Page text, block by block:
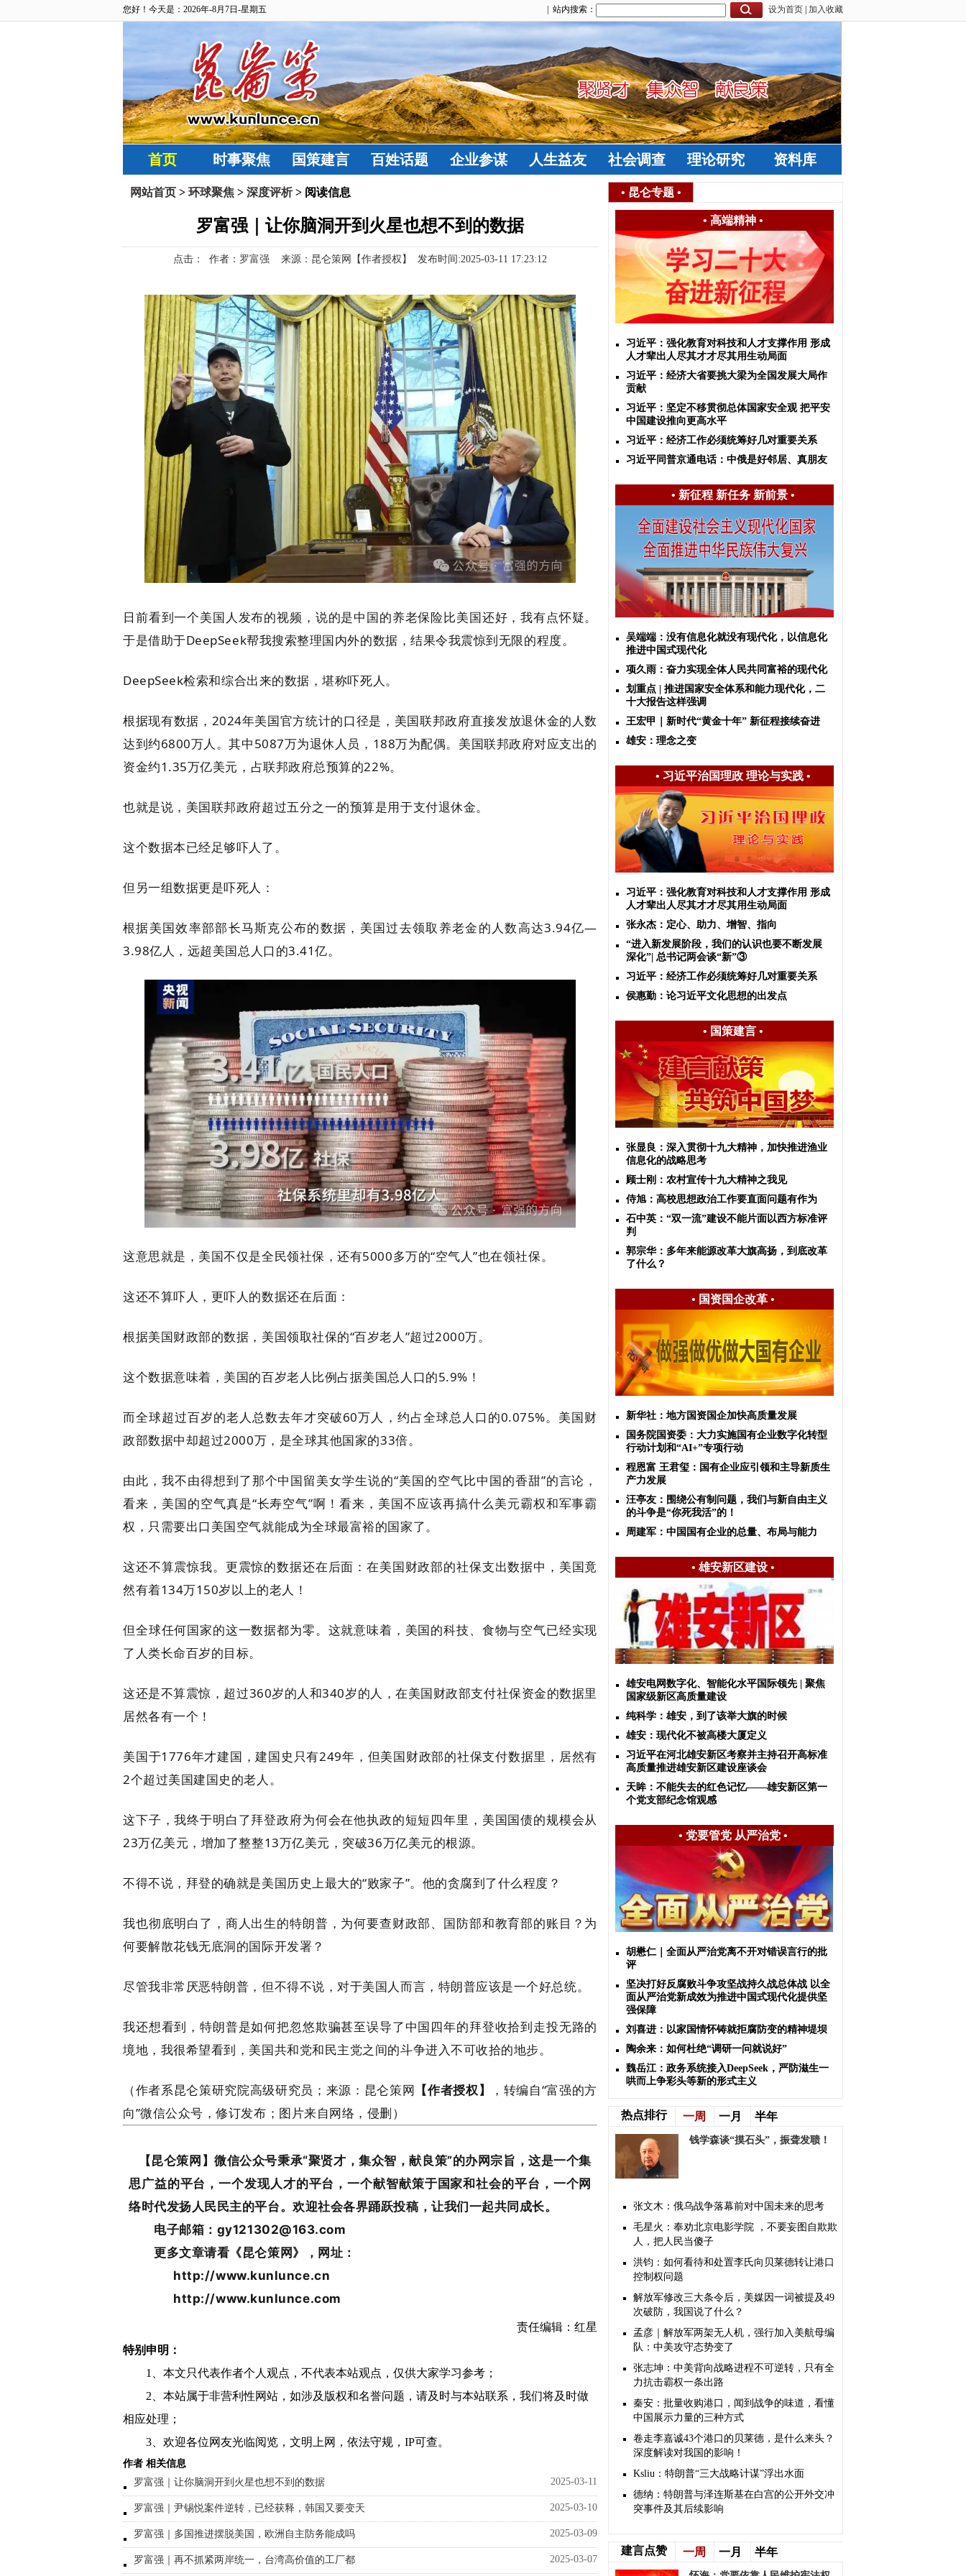
您好！今天是：2026年-8月7日-星期五 设为首页 加入收藏
| 站内搜索：
首页 时事聚焦 国策建言 百姓话题 企业参谋 人生益友 社会调查 理论研究 资料库
网站首页 > 环球聚焦 > 深度评析> 阅读信息
罗富强｜让你脑洞开到火星也想不到的数据
点击： 作者：罗富强 来源：昆仑策网【作者授权】 发布时间:2025-03-11 17:23:12
日前看到一个美国人发布的视频，说的是中国的养老保险比美国还好，我有点怀疑。
于是借助于DeepSeek帮我搜索整理国内外的数据，结果令我震惊到无限的程度。
DeepSeek检索和综合出来的数据，堪称吓死人。
根据现有数据，2024年美国官方统计的口径是，美国‌联邦政府直接发放退休金的人数
达到约6800万人。其中5087万为退休人员，188万为配偶。美国联邦政府对应支出的
资金约1.35万亿美元，占联邦政府总预算的22%‌。
也就是说，美国联邦政府超过五分之一的预算是用于支付退休金。
这个数据本已经足够吓人了。
但另一组数据更是吓死人：
根据美国效率部部长马斯克公布的数据，美国过去领取养老金的人数高达‌3.94亿—
3.98亿人，远超美国总人口的3.41亿。
这意思就是，美国不仅是全民领社保，还有5000多万的“空气人”也在领社保。
这还不算吓人，更吓人的数据还在后面：
根据美国财政部的数据，美国领取社保的“百岁老人”超过2000万。
这个数据意味着，美国的百岁老人比例占据美国总人口的5.9%！
而全球超过百岁的老人总数去年才突破‌60万人‌，约占全球总人口的‌0.075%。美国财
政部数据中却超过2000万，是全球其他国家的33倍。
由此，我不由得想到了那个中国留美女学生说的“美国的空气比中国的香甜”的言论，
看来，美国的空气真是“长寿空气”啊！看来，美国不应该再搞什么美元霸权和军事霸
权，只需要出口美国空气就能成为全球最富裕的国家了。
这还不算震惊我。更震惊的数据还在后面：在美国财政部的社保支出数据中，美国竟
然有着134万150岁以上的老人！
但全球任何国家的这一数据都为零。这就意味着，美国的科技、食物与空气已经实现
了人类长命百岁的目标。
这还是不算震惊，超过360岁的人和340岁的人，在美国财政部支付社保资金的数据里
居然各有一个！
美国于1776年才建国，建国史只有249年，但美国财政部的社保支付数据里，居然有
2个超过美国建国史的老人。
这下子，我终于明白了拜登政府为何会在他执政的短短四年里，美国国债的规模会从
23万亿美元，增加了整整13万亿美元，突破36万亿美元的根源。
不得不说，拜登的确就是美国历史上最大的“败家子”。他的贪腐到了什么程度？
我也彻底明白了，商人出生的特朗普，为何要查财政部、国防部和教育部的账目？为
何要解散花钱无底洞的国际开发署？
尽管我非常厌恶特朗普，但不得不说，对于美国人而言，特朗普应该是一个好总统。
我还想看到，特朗普是如何把忽悠欺骗甚至误导了中国四年的拜登收拾到走投无路的
境地，我很希望看到，美国共和党和民主党之间的斗争进入不可收拾的地步。
（作者系昆仑策研究院高级研究员；来源：昆仑策网 【作者授权】
，转编自“富强的方
向”微信公众号，修订发布；图片来自网络，侵删）
【昆仑策网】微信公众号秉承“聚贤才，集众智，献良策”的办网宗旨，这是一个集
思广益的平台，一个发现人才的平台，一个献智献策于国家和社会的平台，一个网
络时代发扬人民民主的平台。欢迎社会各界踊跃投稿，让我们一起共同成长。
电子邮箱：gy121302@163.com
更多文章请看《昆仑策网》，网址：
http://www.kunlunce.cn
http://www.kunlunce.com
责任编辑：红星
特别申明：
1、本文只代表作者个人观点，不代表本站观点，仅供大家学习参考；
2、本站属于非营利性网站，如涉及版权和名誉问题，请及时与本站联系，我们将及时做
相应处理；
3、欢迎各位网友光临阅览，文明上网，依法守规，IP可查。
作者 相关信息
罗富强｜让你脑洞开到火星也想不到的数据
2025-03-11
罗富强｜尹锡悦案件逆转，已经获释，韩国又要变天 2025-03-10
罗富强｜多国推进摆脱美国，欧洲自主防务能成吗 2025-03-09
罗富强｜再不抓紧两岸统一，台湾高价值的工厂都 2025-03-07
• 昆仑专题 •
• 高端精神•
习近平：强化教育对科技和人才支撑作用 形成
人才辈出人尽其才才尽其用生动局面
习近平：​经济大省要挑大梁为全国发展大局作
贡献
习近平：坚定不移贯彻总体国家安全观 把平安
中国建设推向更高水平
习近平：经济工作必须统筹好几对重要关系
习近平同普京通电话：中俄是好邻居、真朋友
• 新征程 新任务 新前景•
吴端端：没有信息化就没有现代化，以信息化
推进中国式现代化
项久雨：奋力实现全体人民共同富裕的现代化
划重点 | 推进国家安全体系和能力现代化，二
十大报告这样强调
王宏甲｜新时代“黄金十年” 新征程接续奋进
雄安：理念之变
• 习近平治国理政 理论与实践•
习近平：强化教育对科技和人才支撑作用 形成
人才辈出人尽其才才尽其用生动局面
张永杰：定心、助力、增智、指向
“进入新发展阶段，我们的认识也要不断发展
深化”| 总书记两会谈“新”③
习近平：经济工作必须统筹好几对重要关系
侯惠勤：论习近平文化思想的出发点
• 国策建言•
张显良：深入贯彻十九大精神，加快推进渔业
信息化的战略思考
顾士刚：农村宣传十九大精神之我见
侍旭：高校思想政治工作要直面问题有作为
石中英：“双一流”建设不能片面以西方标准评
判
郭宗华：多年来能源改革大旗高扬，到底改革
了什么？
• 国资国企改革•
新华社：地方国资国企加快高质量发展
国务院国资委：大力实施国有企业数字化转型
行动计划和“AI+”专项行动
程恩富 王君玺：国有企业应引领和主导新质生
产力发展
汪亭友：围绕公有制问题，我们与新自由主义
的斗争是“你死我活”的！
周建军：中国国有企业的总量、布局与能力
• 雄安新区建设•
雄安电网数字化、智能化水平国际领先 | 聚焦
国家级新区高质量建设
纯科学：雄安，到了该举大旗的时候
雄安：现代化不被高楼大厦定义
习近平在河北雄安新区考察并主持召开高标准
高质量推进雄安新区建设座谈会
天眸：不能失去的红色记忆——雄安新区第一
个党支部纪念馆观感
• 党要管党 从严治党•
胡懋仁｜全面从严治党离不开对错误言行的批
评
坚决打好反腐败斗争攻坚战持久战总体战 以全
面从严治党新成效为推进中国式现代化提供坚
强保障
刘喜进：以家国情怀铸就拒腐防变的精神堤坝
陶余来：如何杜绝“调研一问就说好”
魏岳江：政务系统接入DeepSeek，严防滋生一
哄而上争彩头等新的形式主义
热点排行 一周 一月 半年
钱学森谈“摸石头”，振聋发聩！
张文木：俄乌战争落幕前对中国未来的思考
毛星火：奉劝北京电影学院 ，不要妄图自欺欺
人，把人民当傻子
洪钧：如何看待和处置李氏向贝莱德转让港口
控制权问题
解放军修改三大条令后，美媒因一词被提及49
次破防，我国说了什么？
孟彦｜解放军两架无人机，强行加入美航母编
队：中美攻守态势变了
张志坤：中美背向战略进程不可逆转，只有全
力抗击霸权一条出路
秦安：批量收购港口，闻到战争的味道，看懂
中国展示力量的三种方式
卷走李嘉诚43个港口的贝莱德，是什么来头？
深度解读对我国的影响！
Ksliu：特朗普“三大战略计谋”浮出水面
德纳：特朗普与泽连斯基在白宫的公开外交冲
突事件及其后续影响
建言点赞 一周 一月 半年